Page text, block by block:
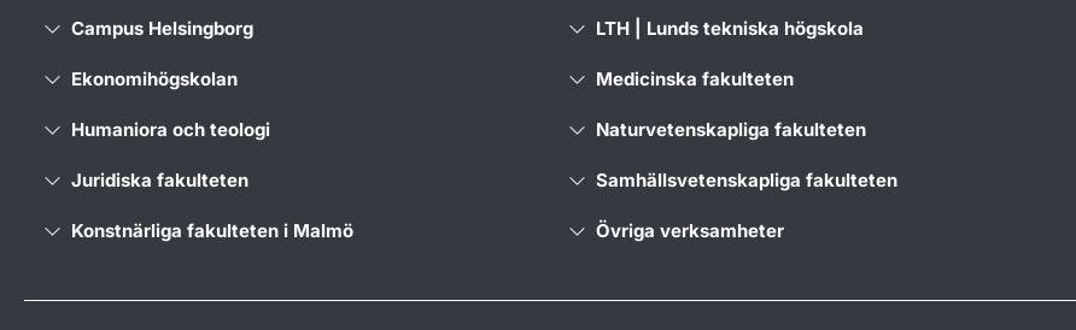
Campus Helsingborg
Ekonomihögskolan
Humaniora och teologi
Juridiska fakulteten
Konstnärliga fakulteten i Malmö
LTH | Lunds tekniska högskola
Medicinska fakulteten
Naturvetenskapliga fakulteten
Samhällsvetenskapliga fakulteten
Övriga verksamheter